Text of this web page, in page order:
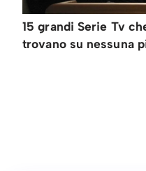
15 grandi Serie Tv
trovano su nessuna